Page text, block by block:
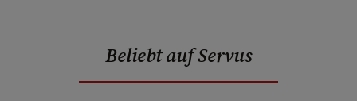
Beliebt auf Servus